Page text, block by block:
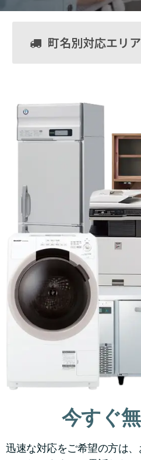
町名別対応エリア
今すぐ
迅速な対応をご希望の方は、